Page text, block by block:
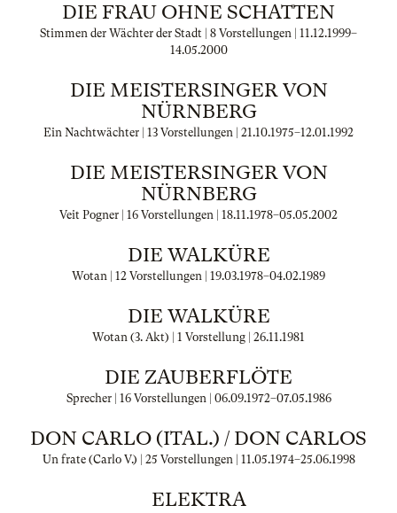
DIE FRAU OHNE SCHATTEN
Stimmen der Wächter der Stadt | 8 Vorstellungen | 11.12.1999–
14.05.2000
DIE MEISTERSINGER VON
NÜRNBERG
Ein Nachtwächter | 13 Vorstellungen | 21.10.1975–12.01.1992
DIE MEISTERSINGER VON
NÜRNBERG
Veit Pogner | 16 Vorstellungen | 18.11.1978–05.05.2002
DIE WALKÜRE
Wotan | 12 Vorstellungen | 19.03.1978–04.02.1989
DIE WALKÜRE
Wotan (3. Akt) | 1 Vorstellung | 26.11.1981
DIE ZAUBERFLÖTE
Sprecher | 16 Vorstellungen | 06.09.1972–07.05.1986
DON CARLO (ITAL.) / DON CARLOS
Un frate (Carlo V.) | 25 Vorstellungen | 11.05.1974–25.06.1998
ELEKTRA